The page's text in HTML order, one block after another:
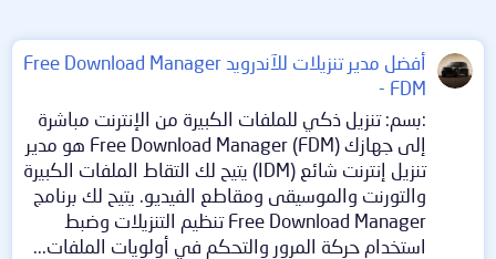
أفضل مدير تنزيلات للآندرويد Free Download Manager
- FDM
:بسم: تنزيل ذكي للملفات الكبيرة من الإنترنت مباشرة
إلى جهازك Free Download Manager (FDM) هو مدير
تنزيل إنترنت شائع (IDM) يتيح لك التقاط الملفات الكبيرة
والتورنت والموسيقى ومقاطع الفيديو. يتيح لك برنامج
Free Download Manager تنظيم التنزيلات وضبط
استخدام حركة المرور والتحكم في أولويات الملفات...